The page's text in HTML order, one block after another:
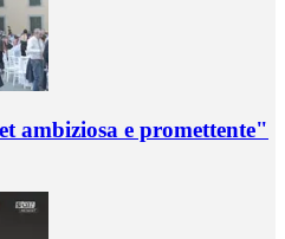
ambiziosa e promettente"